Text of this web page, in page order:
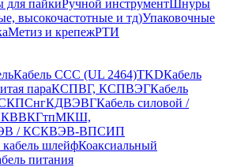
для пайкиРучной инструментШнуры
высокочастотные и тд)Упаковочные
Метиз и крепежРТИ
Кабель CCC (UL 2464)TKDКабель
параКСПВГ, КСПВЭГКабель
КПСнгКДВЭВГКабель силовой /
КГтпМКШ,
/ КСКВЭВ-ВПСИП
шлейфКоаксиальный
питания